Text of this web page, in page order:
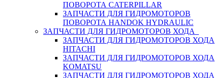
ПОВОРОТА CATERPILLAR
ЗАПЧАСТИ ДЛЯ ГИДРОМОТОРОВ
ПОВОРОТА HANDOK HYDRAULIC
ЗАПЧАСТИ ДЛЯ ГИДРОМОТОРОВ ХОДА
ЗАПЧАСТИ ДЛЯ ГИДРОМОТОРОВ ХОДА
HITACHI
ЗАПЧАСТИ ДЛЯ ГИДРОМОТОРОВ ХОДА
KOMATSU
ЗАПЧАСТИ ДЛЯ ГИДРОМОТОРОВ ХОДА